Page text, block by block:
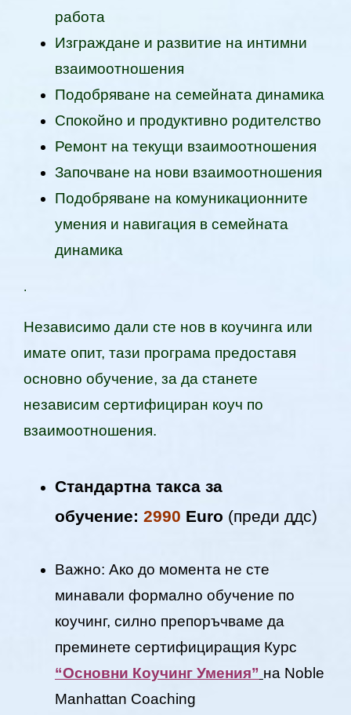
работа
Изграждане и развитие на интимни
взаимоотношения
Подобряване на семейната динамика
Спокойно и продуктивно родителство
Ремонт на текущи взаимоотношения
Започване на нови взаимоотношения
Подобряване на комуникационните
умения и навигация в семейната
динамика
.
Независимо дали сте нов в коучинга или
имате опит, тази програма предоставя
основно обучение, за да станете
независим сертифициран коуч по
взаимоотношения.
Стандартна такса за
обучение: 2990 Euro (преди ддс)
Важно: Ако до момента не сте
минавали формално обучение по
коучинг, силно препоръчваме да
преминете сертифициращия Курс
“Основни Коучинг Умения” на Noble
Manhattan Coaching